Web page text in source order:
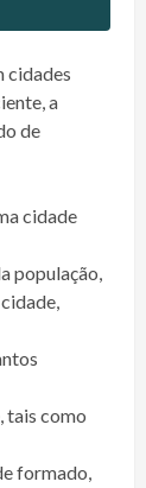
cidades
a
de
cidade
população,
tais como
formado,